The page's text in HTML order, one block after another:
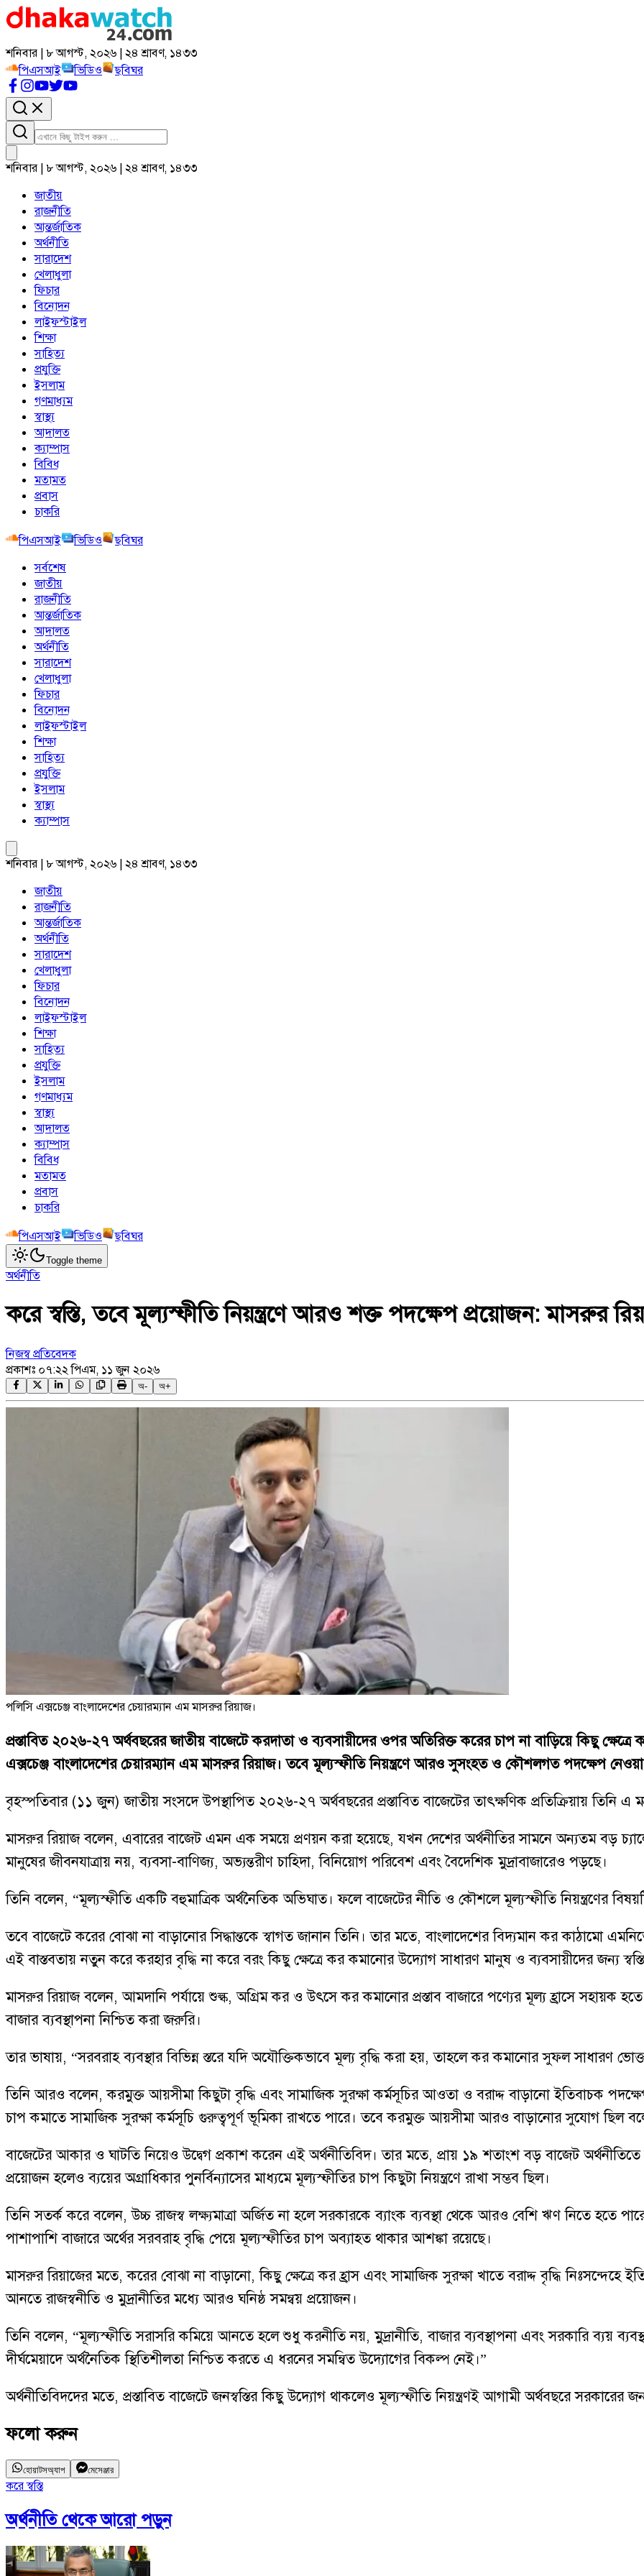
শনিবার | ৮ আগস্ট, ২০২৬ | ২৪ শ্রাবণ, ১৪৩৩
পিএসআই
ভিডিও ছবিঘর
শনিবার | ৮ আগস্ট, ২০২৬ | ২৪ শ্রাবণ, ১৪৩৩
জাতীয়
রাজনীতি
আন্তর্জাতিক
অর্থনীতি
সারাদেশ
খেলাধুলা
ফিচার
বিনোদন
লাইফস্টাইল
শিক্ষা
সাহিত্য
প্রযুক্তি
ইসলাম
গণমাধ্যম
স্বাস্থ্য
আদালত
ক্যাম্পাস
বিবিধ
মতামত
প্রবাস
চাকরি
পিএসআই
ভিডিও
ছবিঘর
সর্বশেষ
জাতীয়
রাজনীতি
আন্তর্জাতিক
আদালত
অর্থনীতি
সারাদেশ
খেলাধুলা
ফিচার
বিনোদন
লাইফস্টাইল
শিক্ষা
সাহিত্য
প্রযুক্তি
ইসলাম
স্বাস্থ্য
ক্যাম্পাস
শনিবার | ৮ আগস্ট, ২০২৬ | ২৪ শ্রাবণ, ১৪৩৩
জাতীয়
রাজনীতি
আন্তর্জাতিক
অর্থনীতি
সারাদেশ
খেলাধুলা
ফিচার
বিনোদন
লাইফস্টাইল
শিক্ষা
সাহিত্য
প্রযুক্তি
ইসলাম
গণমাধ্যম
স্বাস্থ্য
আদালত
ক্যাম্পাস
বিবিধ
মতামত
প্রবাস
চাকরি
পিএসআই
ভিডিও ছবিঘর
Toggle theme
অর্থনীতি
করে স্বস্তি, তবে মূল্যস্ফীতি নিয়ন্ত্রণে আরও শক্ত পদক্ষেপ প্রয়োজন: মাসরুর
নিজস্ব প্রতিবেদক
প্রকাশঃ ০৭:২২ পিএম, ১১ জুন ২০২৬
অ- অ+
পলিসি এক্সচেঞ্জ বাংলাদেশের চেয়ারম্যান এম মাসরুর রিয়াজ।
প্রস্তাবিত ২০২৬-২৭ অর্থবছরের জাতীয় বাজেটে করদাতা ও ব্যবসায়ীদের ওপর অতিরিক্ত করের চাপ না বাড়িয়ে কিছু
এক্সচেঞ্জ বাংলাদেশের চেয়ারম্যান এম মাসরুর রিয়াজ। তবে মূল্যস্ফীতি নিয়ন্ত্রণে আরও সুসংহত ও কৌশলগত পদক্ষেপ
বৃহস্পতিবার (১১ জুন) জাতীয় সংসদে উপস্থাপিত ২০২৬-২৭ অর্থবছরের প্রস্তাবিত বাজেটের তাৎক্ষণিক প্রতিক্রিয়ায় তিনি এ
মাসরুর রিয়াজ বলেন, এবারের বাজেট এমন এক সময়ে প্রণয়ন করা হয়েছে, যখন দেশের অর্থনীতির সামনে অন্যতম বড়
মানুষের জীবনযাত্রায় নয়, ব্যবসা-বাণিজ্য, অভ্যন্তরীণ চাহিদা, বিনিয়োগ পরিবেশ এবং বৈদেশিক মুদ্রাবাজারেও পড়ছে।
তিনি বলেন, “মূল্যস্ফীতি একটি বহুমাত্রিক অর্থনৈতিক অভিঘাত। ফলে বাজেটের নীতি ও কৌশলে মূল্যস্ফীতি নিয়ন্ত্রণের
তবে বাজেটে করের বোঝা না বাড়ানোর সিদ্ধান্তকে স্বাগত জানান তিনি। তার মতে, বাংলাদেশের বিদ্যমান কর কাঠামো
এই বাস্তবতায় নতুন করে করহার বৃদ্ধি না করে বরং কিছু ক্ষেত্রে কর কমানোর উদ্যোগ সাধারণ মানুষ ও ব্যবসায়ীদের জন্য
মাসরুর রিয়াজ বলেন, আমদানি পর্যায়ে শুল্ক, অগ্রিম কর ও উৎসে কর কমানোর প্রস্তাব বাজারে পণ্যের মূল্য হ্রাসে সহায়ক
বাজার ব্যবস্থাপনা নিশ্চিত করা জরুরি।
তার ভাষায়, “সরবরাহ ব্যবস্থার বিভিন্ন স্তরে যদি অযৌক্তিকভাবে মূল্য বৃদ্ধি করা হয়, তাহলে কর কমানোর সুফল সাধারণ
তিনি আরও বলেন, করমুক্ত আয়সীমা কিছুটা বৃদ্ধি এবং সামাজিক সুরক্ষা কর্মসূচির আওতা ও বরাদ্দ বাড়ানো ইতিবাচক
চাপ কমাতে সামাজিক সুরক্ষা কর্মসূচি গুরুত্বপূর্ণ ভূমিকা রাখতে পারে। তবে করমুক্ত আয়সীমা আরও বাড়ানোর সুযোগ ছিল
বাজেটের আকার ও ঘাটতি নিয়েও উদ্বেগ প্রকাশ করেন এই অর্থনীতিবিদ। তার মতে, প্রায় ১৯ শতাংশ বড় বাজেট
প্রয়োজন হলেও ব্যয়ের অগ্রাধিকার পুনর্বিন্যাসের মাধ্যমে মূল্যস্ফীতির চাপ কিছুটা নিয়ন্ত্রণে রাখা সম্ভব ছিল।
তিনি সতর্ক করে বলেন, উচ্চ রাজস্ব লক্ষ্যমাত্রা অর্জিত না হলে সরকারকে ব্যাংক ব্যবস্থা থেকে আরও বেশি ঋণ নিতে হতে
পাশাপাশি বাজারে অর্থের সরবরাহ বৃদ্ধি পেয়ে মূল্যস্ফীতির চাপ অব্যাহত থাকার আশঙ্কা রয়েছে।
মাসরুর রিয়াজের মতে, করের বোঝা না বাড়ানো, কিছু ক্ষেত্রে কর হ্রাস এবং সামাজিক সুরক্ষা খাতে বরাদ্দ বৃদ্ধি নিঃসন্দেহে
আনতে রাজস্বনীতি ও মুদ্রানীতির মধ্যে আরও ঘনিষ্ঠ সমন্বয় প্রয়োজন।
তিনি বলেন, “মূল্যস্ফীতি সরাসরি কমিয়ে আনতে হলে শুধু করনীতি নয়, মুদ্রানীতি, বাজার ব্যবস্থাপনা এবং সরকারি ব্যয়
দীর্ঘমেয়াদে অর্থনৈতিক স্থিতিশীলতা নিশ্চিত করতে এ ধরনের সমন্বিত উদ্যোগের বিকল্প নেই।”
অর্থনীতিবিদদের মতে, প্রস্তাবিত বাজেটে জনস্বস্তির কিছু উদ্যোগ থাকলেও মূল্যস্ফীতি নিয়ন্ত্রণই আগামী অর্থবছরে
ফলো করুন
হোয়াটসঅ্যাপ মেসেঞ্জার
করে স্বস্তি
অর্থনীতিথেকে আরো পড়ুন